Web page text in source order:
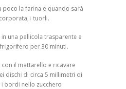
poco la farina e quando sarà
i tuorli.
una pellicola trasparente e
per 30 minuti.
con il mattarello e ricavare
dischi di circa 5 millimetri di
bordi nello zucchero